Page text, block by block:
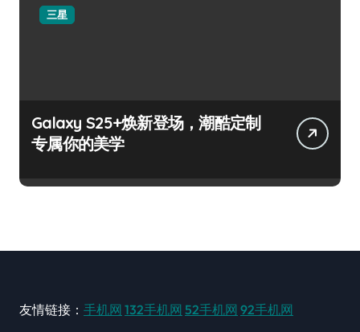
三星
Galaxy S25+焕新登场，潮酷定制
专属你的美学
友情链接： 手机网 132手机网 52手机网 92手机网